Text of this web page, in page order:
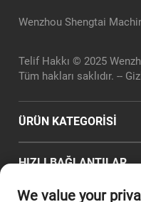
Wenzhou Shengtai
Telif Hakkı © 2025
Tüm hakları saklıdır. --
ÜRÜN KATEGORİSİ
HIZLI BAĞLANTILAR
We value your